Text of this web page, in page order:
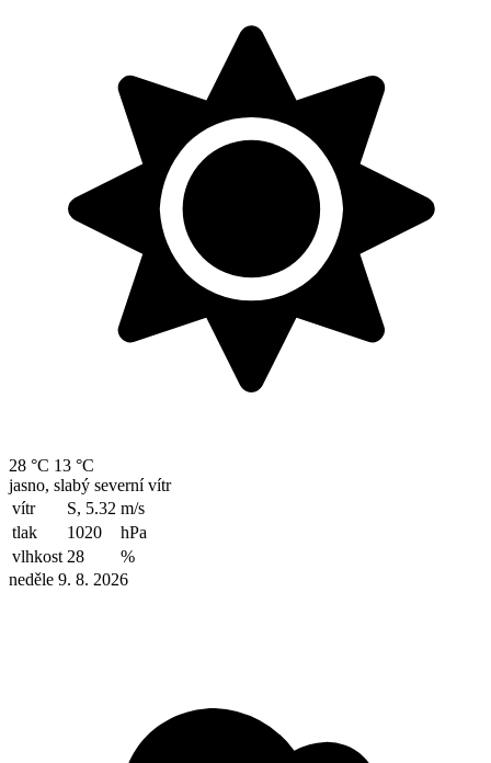
28 °C 13 °C
jasno, slabý severní vítr
vítr
S, 5.32 m/s
tlak
1020
hPa
vlhkost 28
%
neděle 9. 8. 2026